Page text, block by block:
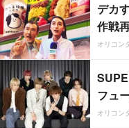
デカ
作戦
オリコン
フュ
オリコン